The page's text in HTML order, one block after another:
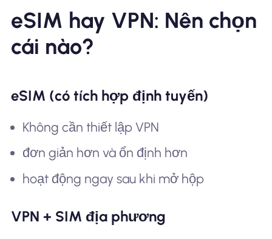
eSIM hay VPN: Nên chọn
cái nào?
eSIM (có tích hợp định tuyến)
Không cần thiết lập VPN
đơn giản hơn và ổn định hơn
hoạt động ngay sau khi mở hộp
VPN + SIM địa phương